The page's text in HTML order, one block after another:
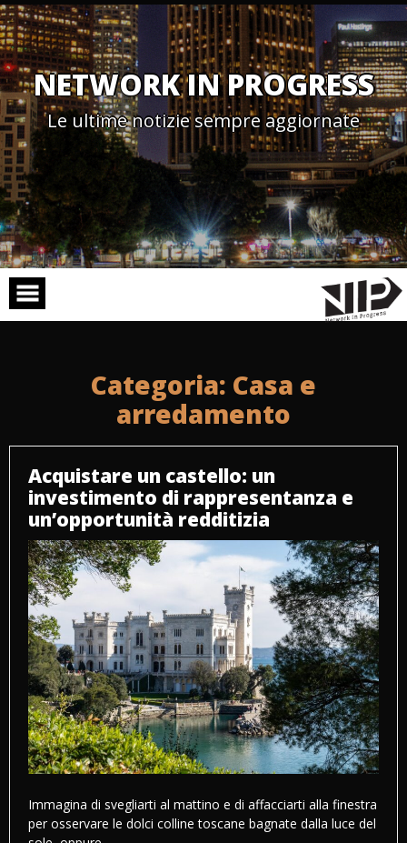
Skip
to
content
NETWORK IN PROGRESS
Le ultime notizie sempre aggiornate
Categoria: Casa e
arredamento
Acquistare un castello: un
investimento di rappresentanza e
un’opportunità redditizia
Immagina di svegliarti al mattino e di affacciarti alla finestra
per osservare le dolci colline toscane bagnate dalla luce del